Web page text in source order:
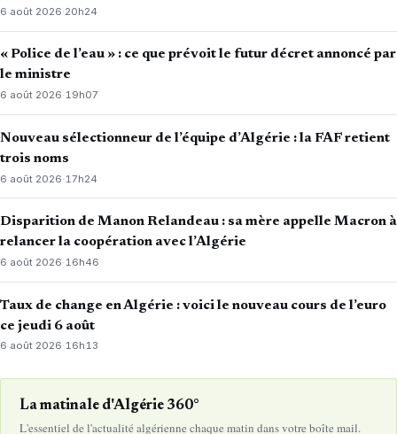
6 août 2026·20h24
« Police de l’eau » : ce que prévoit le futur décret annoncé par
le ministre
6 août 2026·19h07
Nouveau sélectionneur de l’équipe d’Algérie : la FAF retient
trois noms
6 août 2026· 17h24
Disparition de Manon Relandeau : sa mère appelle Macron à
relancer la coopération avec l’Algérie
6 août 2026·16h46
Taux de change en Algérie : voici le nouveau cours de l’euro
ce jeudi 6 août
6 août 2026·16h13
La matinale d'Algérie 360°
L'essentiel de l'actualité algérienne chaque matin dans votre boîte mail.